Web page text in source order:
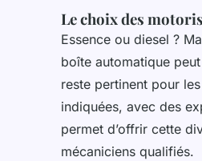
Le choix des
Essence ou diesel ?
boîte automatique
reste pertinent pour
indiquées, avec des
permet d’offrir cette
mécaniciens qualifiés.